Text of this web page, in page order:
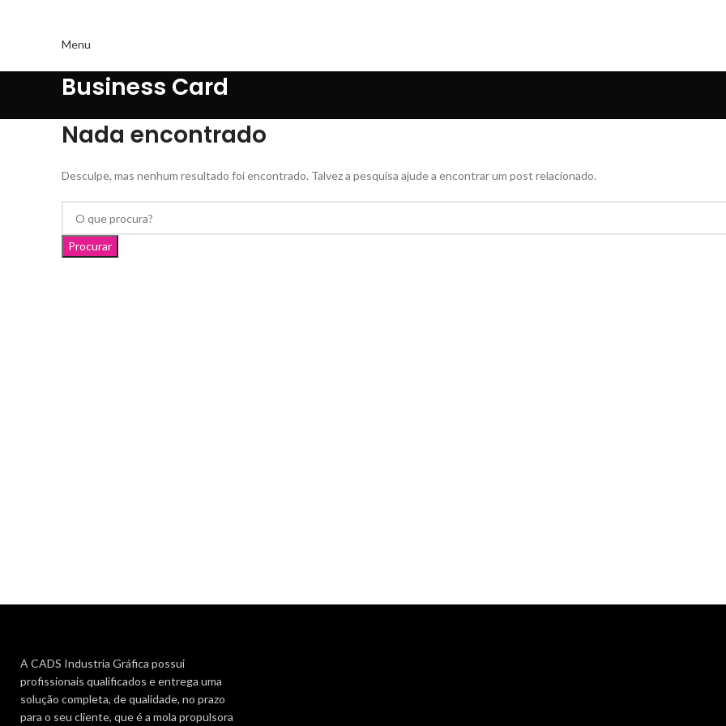
Menu
Business Card
Nada encontrado
Desculpe, mas nenhum resultado foi encontrado. Talvez a pesquisa ajude a encontrar um post relacionado.
Procurar
A CADS Industria Gráfica possui
profissionais qualificados e entrega uma
solução completa, de qualidade, no prazo
para o seu cliente, que é a mola propulsora